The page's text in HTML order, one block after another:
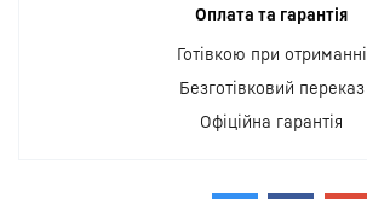
Оплата та гарантія
Готівкою при отриманні
Безготівковий переказ
Офіційна гарантія